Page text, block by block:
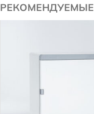
РЕКОМЕНДУЕМЫЕ